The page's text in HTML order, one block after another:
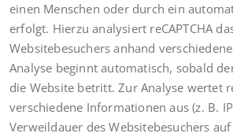
einen Menschen oder durch ein
erfolgt. Hierzu analysiert reCAPTCHA
Websitebesuchers anhand
Analyse beginnt automatisch, sobald
die Website betritt. Zur Analyse wertet
verschiedene Informationen aus (z. B.
Verweildauer des Websitebesuchers